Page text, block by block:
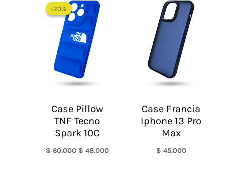
-20%
-20%
Case Pillow
TNF Tecno
Spark 10C
$60.000
precio
original
era:
$ 60.000.
$ 48.000
Case Francia
Iphone 13 Pro
Max
$ 45.000